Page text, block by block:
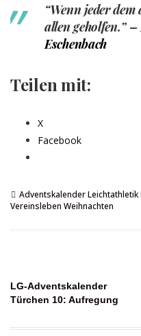
“Wenn jeder
allen geholfen.” –
Eschenbach
Teilen mit:
X
Facebook
AdventskalenderLeichtathletik
Vereinsleben Weihnachten
LG-Adventskalender
Türchen 10: Aufregung